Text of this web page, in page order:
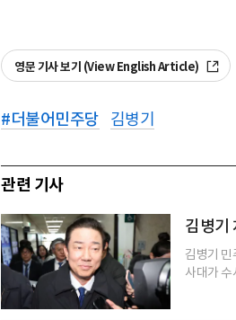
영문 기사 보기 (View English Article)
#더불어민주당 김병기
관련 기사
김병기
김병기
사대가 수